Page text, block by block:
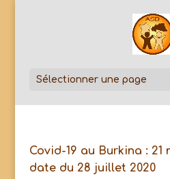
Sélectionner une page
Covid-19 au Burkina :
date du 28 juillet 2020